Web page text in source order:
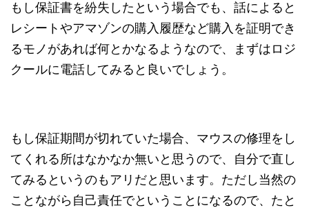
もし保証書を紛失したという場合でも、話によると
レシートやアマゾンの購入履歴など購入を証明でき
るモノがあれば何とかなるようなので、まずはロジ
クールに電話してみると良いでしょう。
もし保証期間が切れていた場合、マウスの修理をし
てくれる所はなかなか無いと思うので、自分で直し
てみるというのもアリだと思います。ただし当然の
ことながら自己責任でということになるので、たと